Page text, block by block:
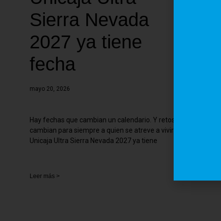
Sierra Nevada
2027 ya tiene
fecha
mayo 20, 2026
Hay fechas que cambian un calendario. Y retos que
cambian para siempre a quien se atreve a vivirlos.
Unicaja Ultra Sierra Nevada 2027 ya tiene
Leer más >